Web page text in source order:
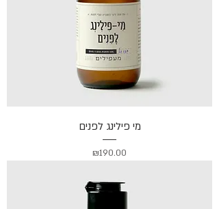
מי פילינג לפנים
מחיר
₪190.00